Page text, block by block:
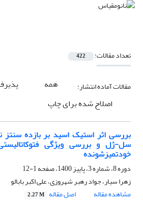
تعداد مقالات: 422
مقالات آماده انتشار: همه
اصلاح شده برای چاپ
سل-ژل و بررسی ویژگی
خودتمیزشونده
دوره 8، شماره 3، پاییز 1400، صفحه
1-12
زهرا سیار، جواد رهبر شهروزی، علی اکبر بابالو
مشاهده مقاله
اصل مقاله 2.27 M